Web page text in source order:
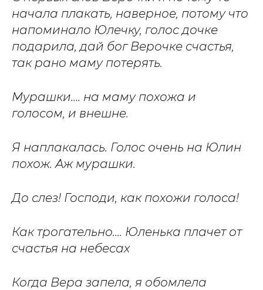
начала плакать, наверное, потому что
напоминало Юлечку, голос дочке
подарила, дай бог Верочке счастья,
так рано маму потерять.
Мурашки…. на маму похожа и
голосом, и внешне.
Я наплакалась. Голос очень на Юлин
похож. Аж мурашки.
До слез! Господи, как похожи голоса!
Как трогательно.... Юленька плачет от
счастья на небесах
Когда Вера запела, я обомлела